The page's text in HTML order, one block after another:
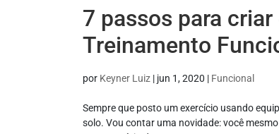
7 passos para
Treinamento
por Keyner Luiz | jun 1, 2020 | Funcional
Sempre que posto um exercício usando
solo. Vou contar uma novidade: você